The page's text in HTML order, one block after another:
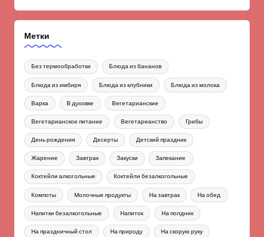
Метки
Без термообработки Блюда из бананов
Блюда из имбиря Блюда из клубники Блюда из молока
Варка В духовке Вегетарианские
Вегетарианское питание Вегетарианство Грибы
День рождения Десерты Детский праздник
Жарение Завтрак Закуски Запекание
Коктейли алкогольные Коктейли безалкогольные
Компоты Молочные продукты На завтрак На обед
Напитки безалкогольные Напиток На полдник
На праздничный стол На природу На скорую руку